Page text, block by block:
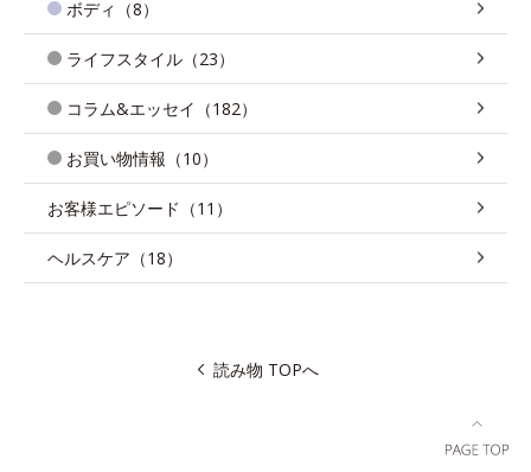
ボディ（8）
ライフスタイル（23）
コラム&エッセイ（182）
お買い物情報（10）
お客様エピソード（11）
ヘルスケア（18）
読み物 TOPへ